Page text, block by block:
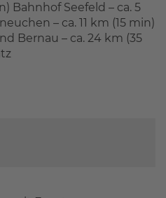
Bahnhof Seefeld – ca. 5
– ca. 11 km (15 min)
Bernau – ca. 24 km (35